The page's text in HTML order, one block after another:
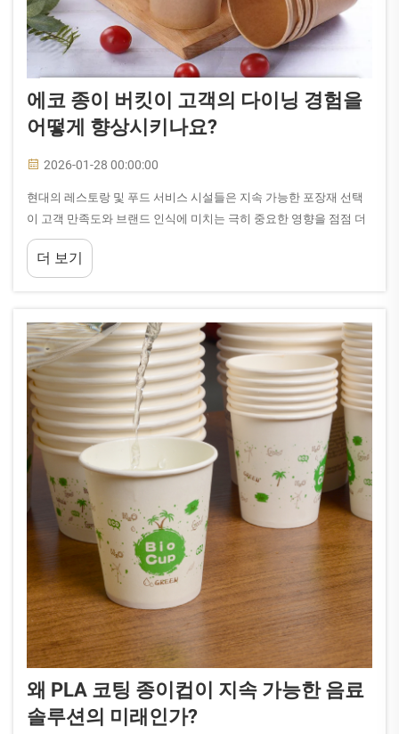
에코 종이 버킷이 고객의 다이닝 경험을
어떻게 향상시키나요?
2026-01-28 00:00:00
현대의 레스토랑 및 푸드 서비스 시설들은 지속 가능한 포장재 선택
이 고객 만족도와 브랜드 인식에 미치는 극히 중요한 영향을 점점 더
인식하고 있습니다. 생분해성 종이 버킷은 음식 보관 및 제공 방식에
서 혁신적인 전환을 의미합니다.
더 보기
왜 PLA 코팅 종이컵이 지속 가능한 음료
솔루션의 미래인가?